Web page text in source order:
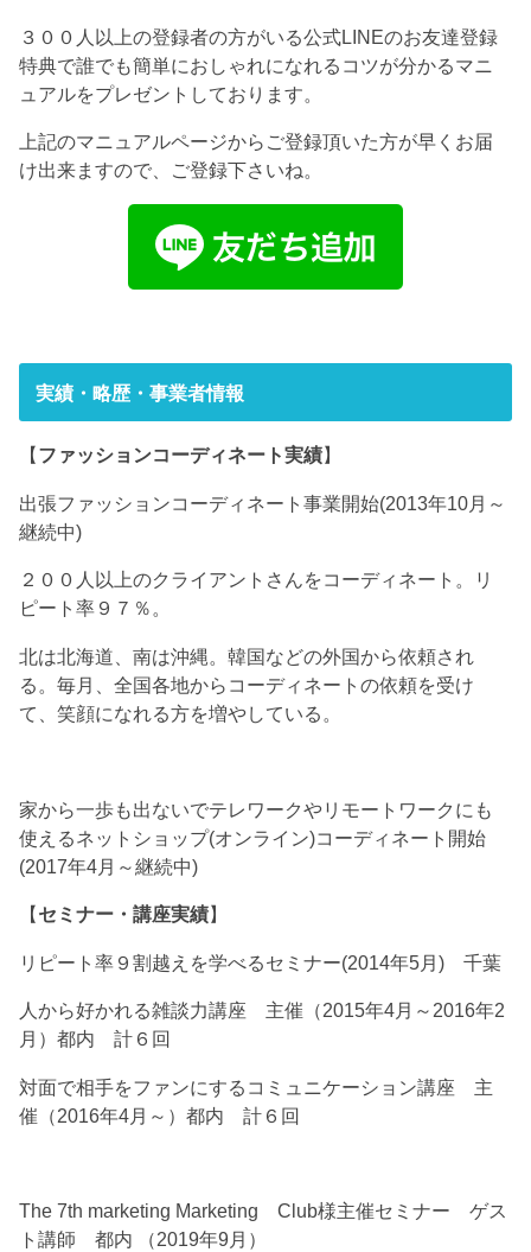
３００人以上の登録者の方がいる公式LINEのお友達登録
特典で誰でも簡単におしゃれになれるコツが分かるマニ
ュアルをプレゼントしております。
上記のマニュアルページからご登録頂いた方が早くお届
け出来ますので、ご登録下さいね。
実績・略歴・事業者情報
【 ファッションコーディネート実績】
出張ファッションコーディネート事業開始(2013年10月～
継続中)
２００人以上のクライアントさんをコーディネート。リ
ピート率９７％。
北は北海道、南は沖縄。韓国などの外国から依頼され
る。毎月、全国各地からコーディネートの依頼を受け
て、笑顔になれる方を増やしている。
家から一歩も出ないでテレワークやリモートワークにも
使えるネットショップ(オンライン)コーディネート開始
(2017年4月～継続中)
【セミナー・講座実績】
リピート率９割越えを学べるセミナー(2014年5月) 千葉
人から好かれる雑談力講座 主催（2015年4月～2016年2
月）都内 計６回
対面で相手をファンにするコミュニケーション講座 主
催（2016年4月～）都内 計６回
The 7th marketing Marketing Club様主催セミナー ゲス
ト講師 都内 （2019年9月）